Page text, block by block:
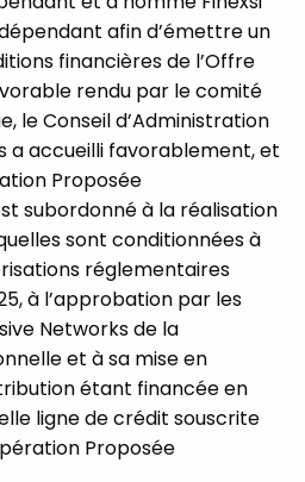
afin d’émettre un
financières de l’Offre
rendu par le comité
le Conseil d’Administration
a accueilli favorablement, et
Proposée
subordonné à la réalisation
sont conditionnées à
réglementaires
à l’approbation par les
Networks de la
et à sa mise en
étant financée en
ligne de crédit souscrite
Proposée